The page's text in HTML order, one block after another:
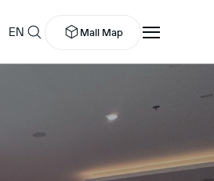
EN Mall Map